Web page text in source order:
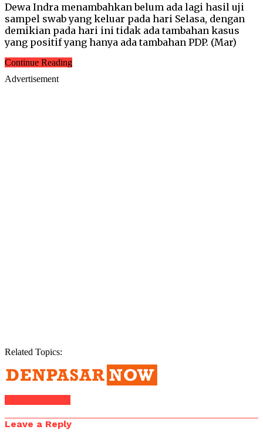
Dewa Indra menambahkan belum ada lagi hasil uji
sampel swab yang keluar pada hari Selasa, dengan
demikian pada hari ini tidak ada tambahan kasus
yang positif yang hanya ada tambahan PDP. (Mar)
Continue Reading
Advertisement
Related Topics:
Leave a Reply